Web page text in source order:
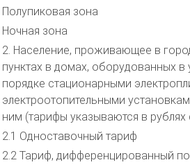
Полупиковая зона
Ночная зона
2. Население, проживающее в
пунктах в домах, оборудованных в
порядке стационарными
электроотопительными
ним (тарифы указываются в
2.1 Одноставочный тариф
2.2 Тариф, дифференцированный